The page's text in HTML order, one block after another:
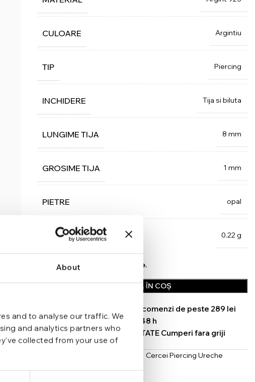
About
and to analyse our traffic. We
and analytics partners who
collected from your use of
CULOARE Argintiu
TIP Piercing
INCHIDERE Tija si biluta
LUNGIME TIJA 8 mm
GROSIME TIJA 1 mm
PIETRE opal
GREUTATE 0.22 g
In stoc - Livrare in 24-48 ore.
ADAUGĂ ÎN COȘ
TRANSPORT GRATUIT la comenzi de peste 289 lei
SCHIMB/RETUR RAPID in 48 h
GARANTIE DE CONFORMITATE Cumperi fara griji
Cercei Piercing Ureche